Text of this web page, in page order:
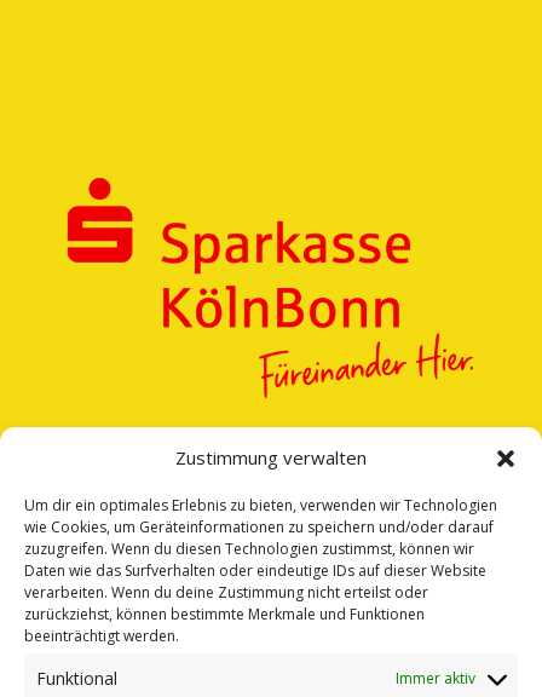
Zustimmung verwalten
Um dir ein optimales Erlebnis zu bieten, verwenden wir Technologien
wie Cookies, um Geräteinformationen zu speichern und/oder darauf
zuzugreifen. Wenn du diesen Technologien zustimmst, können wir
Daten wie das Surfverhalten oder eindeutige IDs auf dieser Website
verarbeiten. Wenn du deine Zustimmung nicht erteilst oder
zurückziehst, können bestimmte Merkmale und Funktionen
beeinträchtigt werden.
Funktional Immer aktiv